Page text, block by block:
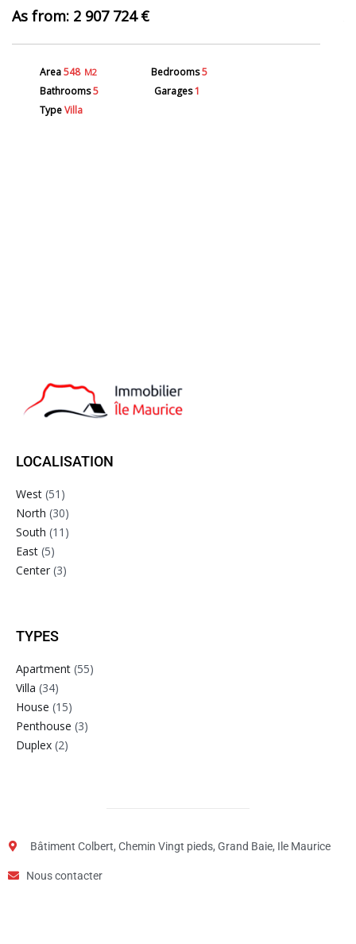
2 907 724 €
Area548 M2 Bedrooms5
Bathrooms5 Garages1
TypeVilla
LOCALISATION
West (51)
North (30)
South (11)
East (5)
Center (3)
TYPES
Apartment (55)
Villa (34)
House (15)
Penthouse (3)
Duplex (2)
Bâtiment Colbert, Chemin Vingt pieds, Grand Baie, Ile Maurice
Nous contacter